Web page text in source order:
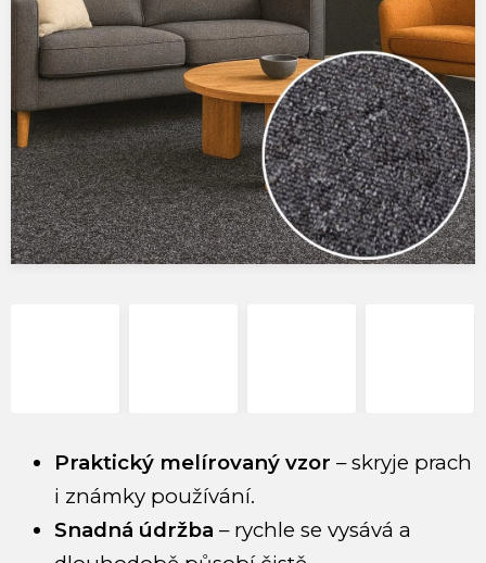
Praktický melírovaný vzor – skryje prach
i známky používání.
Snadná údržba – rychle se vysává a